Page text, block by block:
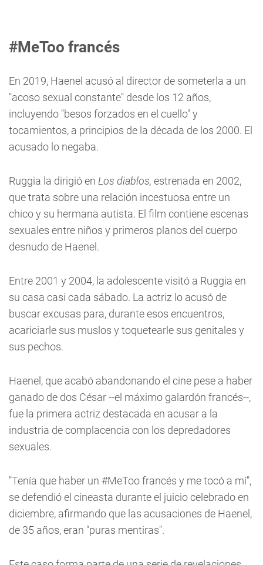
#MeToo francés
En 2019, Haenel acusó al director de someterla a un
"acoso sexual constante" desde los 12 años,
incluyendo "besos forzados en el cuello" y
tocamientos, a principios de la década de los 2000. El
acusado lo negaba.
Ruggia la dirigió en Los diablos, estrenada en 2002,
que trata sobre una relación incestuosa entre un
chico y su hermana autista. El film contiene escenas
sexuales entre niños y primeros planos del cuerpo
desnudo de Haenel.
Entre 2001 y 2004, la adolescente visitó a Ruggia en
su casa casi cada sábado. La actriz lo acusó de
buscar excusas para, durante esos encuentros,
acariciarle sus muslos y toquetearle sus genitales y
sus pechos.
Haenel, que acabó abandonando el cine pese a haber
ganado de dos César --el máximo galardón francés--,
fue la primera actriz destacada en acusar a la
industria de complacencia con los depredadores
sexuales.
"Tenía que haber un #MeToo francés y me tocó a mí",
se defendió el cineasta durante el juicio celebrado en
diciembre, afirmando que las acusaciones de Haenel,
de 35 años, eran "puras mentiras".